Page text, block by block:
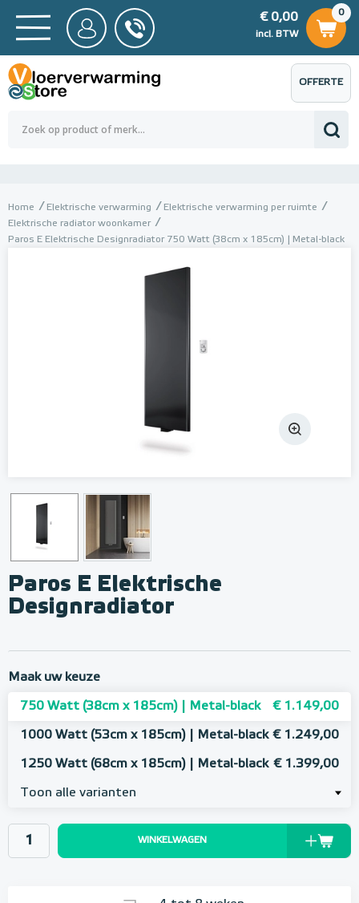
BTW
0,00
0
€ 0,00
incl. BTW
€ 0,00
OFFERTE
AANVRAGEN
Home Elektrische verwarming
Elektrische verwarming per ruimte
Elektrische radiator woonkamer
Paros E Elektrische Designradiator 750 Watt (38cm x 185cm) | Metal-black
Paros E Elektrische
Designradiator
Maak uw keuze
750 Watt (38cm x 185cm) | Metal-black € 1.149,00
1000 Watt (53cm x 185cm) | Metal-black € 1.249,00
1250 Watt (68cm x 185cm) | Metal-black € 1.399,00
Toon alle varianten
WINKELWAGEN